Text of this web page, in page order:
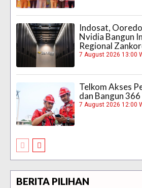
Indosat,
Nvidia Bangun
Regional
7 August 2026 13:00
Telkom Akses
dan Bangun
7 August 2026 12:00
BERITA PILIHAN